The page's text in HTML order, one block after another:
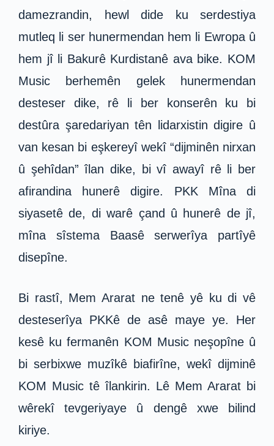
damezrandin, hewl dide ku serdestiya
mutleq li ser hunermendan hem li Ewropa û
hem jî li Bakurê Kurdistanê ava bike. KOM
Music berhemên gelek hunermendan
desteser dike, rê li ber konserên ku bi
destûra şaredariyan tên lidarxistin digire û
van kesan bi eşkereyî wekî “dijminên nirxan
û şehîdan” îlan dike, bi vî awayî rê li ber
afirandina hunerê digire. PKK Mîna di
siyasetê de, di warê çand û hunerê de jî,
mîna sîstema Baasê serwerîya partîyê
disepîne.
Bi rastî, Mem Ararat ne tenê yê ku di vê
desteserîya PKKê de asê maye ye. Her
kesê ku fermanên KOM Music neşopîne û
bi serbixwe muzîkê biafirîne, wekî dijminê
KOM Music tê îlankirin. Lê Mem Ararat bi
wêrekî tevgeriyaye û dengê xwe bilind
kiriye.